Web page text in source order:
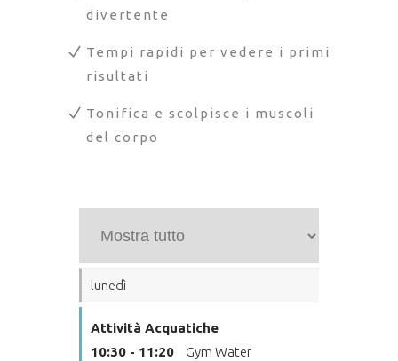
divertente
Tempi rapidi per vedere i primi
risultati
Tonifica e scolpisce i muscoli
del corpo
lunedì
Attività Acquatiche
10:30 - 11:20
Gym Water